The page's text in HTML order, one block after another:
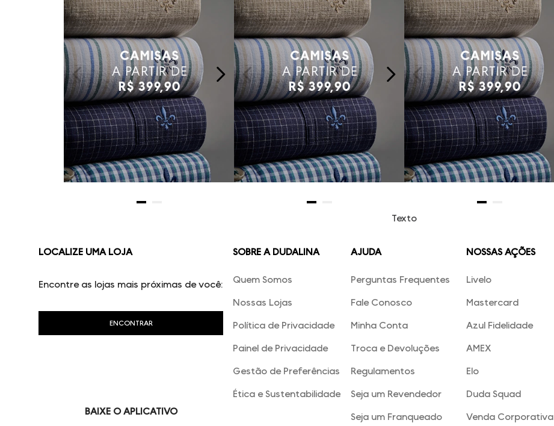
Texto
LOCALIZE UMA LOJA
Encontre as lojas mais próximas de você:
BAIXE O APLICATIVO
SOBRE A DUDALINA
Quem Somos
Nossas Lojas
Política de Privacidade
Painel de Privacidade
Gestão de Preferências
Ética e Sustentabilidade
AJUDA
Perguntas Frequentes
Fale Conosco
Minha Conta
Troca e Devoluções
Regulamentos
Seja um Revendedor
Seja um Franqueado
NOSSAS AÇÕES
Livelo
Mastercard
Azul Fidelidade
AMEX
Elo
Duda Squad
Venda Corporativa